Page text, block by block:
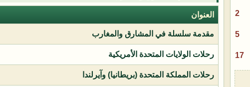
2
5
17
العنوان
مقدمة سلسلة في المشارق والمغارب
رحلات الولايات المتحدة الأمريكية
رحلات المملكة المتحدة (بريطانيا) وآيرلندا